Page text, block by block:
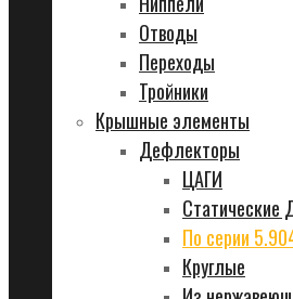
Отводы
Переходы
Тройники
Крышные элементы
Дефлекторы
ЦАГИ
Статические
По серии
Круглые